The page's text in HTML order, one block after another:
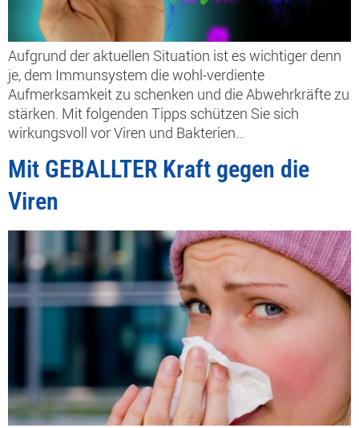
Aufgrund der aktuellen Situation ist es wichtiger denn
je, dem Immunsystem die wohl-verdiente
Aufmerksamkeit zu schenken und die Abwehrkräfte zu
stärken. Mit folgenden Tipps schützen Sie sich
wirkungsvoll vor Viren und Bakterien…
Mit GEBALLTER Kraft gegen die
Viren